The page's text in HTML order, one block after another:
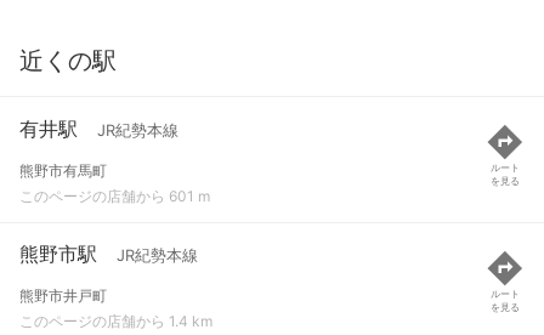
近くの駅
有井駅 JR紀勢本線
熊野市有馬町
このページの店舗から 601 m
ルート
を見る
熊野市駅 JR紀勢本線
熊野市井戸町
このページの店舗から 1.4 km
ルート
を見る